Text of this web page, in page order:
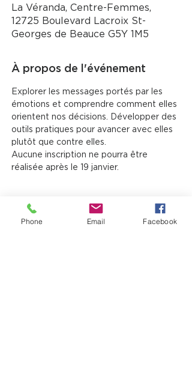
La Véranda, Centre-Femmes,
12725 Boulevard Lacroix St-
Georges de Beauce G5Y 1M5
À propos de l'événement
Explorer les messages portés par les
émotions et comprendre comment elles
orientent nos décisions. Développer des
outils pratiques pour avancer avec elles
plutôt que contre elles.
Aucune inscription ne pourra être
réalisée après le 19 janvier.
Partager cet événement
Phone Email Facebook